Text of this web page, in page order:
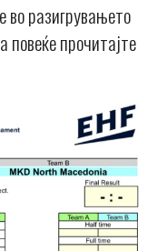
во разигрувањето
прочитајте